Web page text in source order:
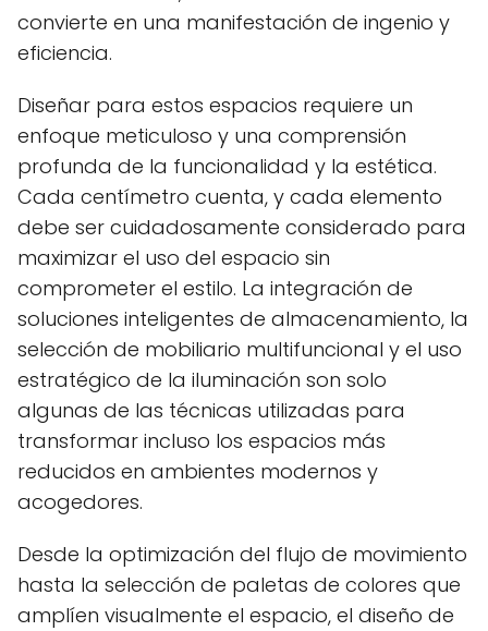
convierte en una manifestación de ingenio y
eficiencia.
Diseñar para estos espacios requiere un
enfoque meticuloso y una comprensión
profunda de la funcionalidad y la estética.
Cada centímetro cuenta, y cada elemento
debe ser cuidadosamente considerado para
maximizar el uso del espacio sin
comprometer el estilo. La integración de
soluciones inteligentes de almacenamiento, la
selección de mobiliario multifuncional y el uso
estratégico de la iluminación son solo
algunas de las técnicas utilizadas para
transformar incluso los espacios más
reducidos en ambientes modernos y
acogedores.
Desde la optimización del flujo de movimiento
hasta la selección de paletas de colores que
amplíen visualmente el espacio, el diseño de